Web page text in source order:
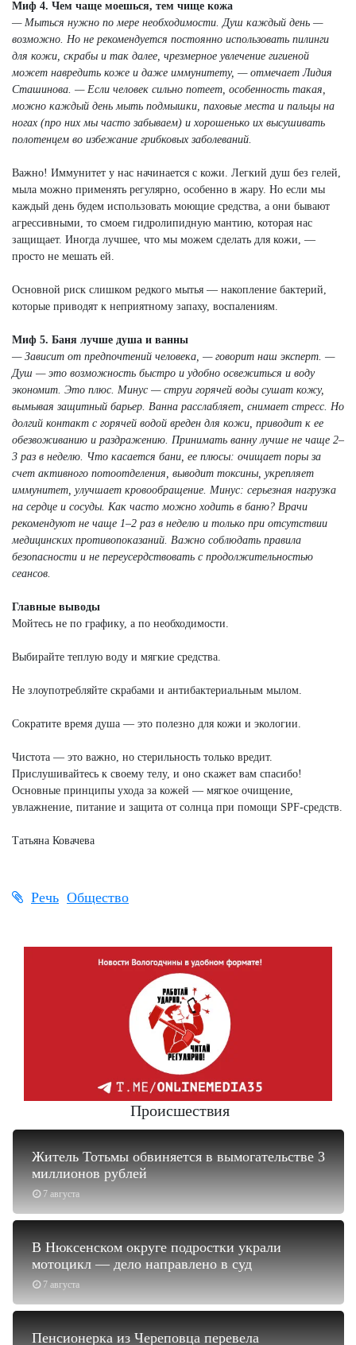
Миф 4. Чем чаще моешься, тем чище кожа
— Мыться нужно по мере необходимости. Душ каждый день —
возможно. Но не рекомендуется постоянно использовать пилинги
для кожи, скрабы и так далее, чрезмерное увлечение гигиеной
может навредить коже и даже иммунитету, — отмечает Лидия
Сташинова. — Если человек сильно потеет, особенность такая,
можно каждый день мыть подмышки, паховые места и пальцы на
ногах (про них мы часто забываем) и хорошенько их высушивать
полотенцем во избежание грибковых заболеваний.
Важно! Иммунитет у нас начинается с кожи. Легкий душ без гелей,
мыла можно применять регулярно, особенно в жару. Но если мы
каждый день будем использовать моющие средства, а они бывают
агрессивными, то смоем гидролипидную мантию, которая нас
защищает. Иногда лучшее, что мы можем сделать для кожи, —
просто не мешать ей.
Основной риск слишком редкого мытья — накопление бактерий,
которые приводят к неприятному запаху, воспалениям.
Миф 5. Баня лучше душа и ванны
— Зависит от предпочтений человека, — говорит наш эксперт. —
Душ — это возможность быстро и удобно освежиться и воду
экономит. Это плюс. Минус — струи горячей воды сушат кожу,
вымывая защитный барьер. Ванна расслабляет, снимает стресс. Но
долгий контакт с горячей водой вреден для кожи, приводит к ее
обезвоживанию и раздражению. Принимать ванну лучше не чаще 2–
3 раз в неделю. Что касается бани, ее плюсы: очищает поры за
счет активного потоотделения, выводит токсины, укрепляет
иммунитет, улучшает кровообращение. Минус: серьезная нагрузка
на сердце и сосуды. Как часто можно ходить в баню? Врачи
рекомендуют не чаще 1–2 раз в неделю и только при отсутствии
медицинских противопоказаний. Важно соблюдать правила
безопасности и не переусердствовать с продолжительностью
сеансов.
Главные выводы
Мойтесь не по графику, а по необходимости.
Выбирайте теплую воду и мягкие средства.
Не злоупотребляйте скрабами и антибактериальным мылом.
Сократите время душа — это полезно для кожи и экологии.
Чистота — это важно, но стерильность только вредит.
Прислушивайтесь к своему телу, и оно скажет вам спасибо!
Основные принципы ухода за кожей — мягкое очищение,
увлажнение, питание и защита от солнца при помощи SPF-средств.
Татьяна Ковачева
Речь Общество
Происшествия
7 августа
Житель Тотьмы обвиняется в вымогательстве 3
миллионов рублей
7 августа
В Нюксенском округе подростки украли
мотоцикл — дело направлено в суд
Пенсионерка из Череповца перевела